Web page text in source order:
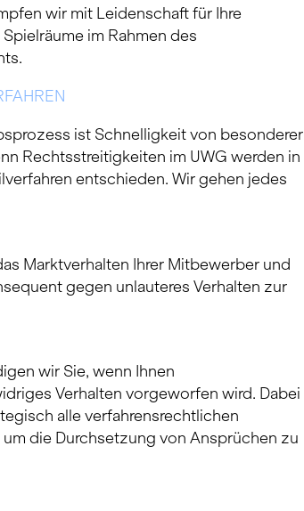
wir mit Leidenschaft für Ihre
im Rahmen des
ist Schnelligkeit von besonderer
Rechtsstreitigkeiten im UWG werden in
entschieden. Wir gehen jedes
Marktverhalten Ihrer Mitbewerber und
gegen unlauteres Verhalten zur
wir Sie, wenn Ihnen
Verhalten vorgeworfen wird. Dabei
alle verfahrensrechtlichen
die Durchsetzung von Ansprüchen zu